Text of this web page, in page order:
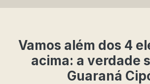
Vamos além dos 4
acima: a verdade
Guaraná